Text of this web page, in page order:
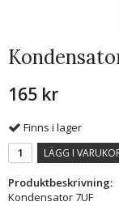
165 kr
Finns i lager
LÄGG I
Produktbeskrivning:
Kondensator 7UF